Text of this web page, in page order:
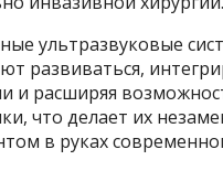
ультразвуковые
развиваться,
и расширяя
что делает их
в руках